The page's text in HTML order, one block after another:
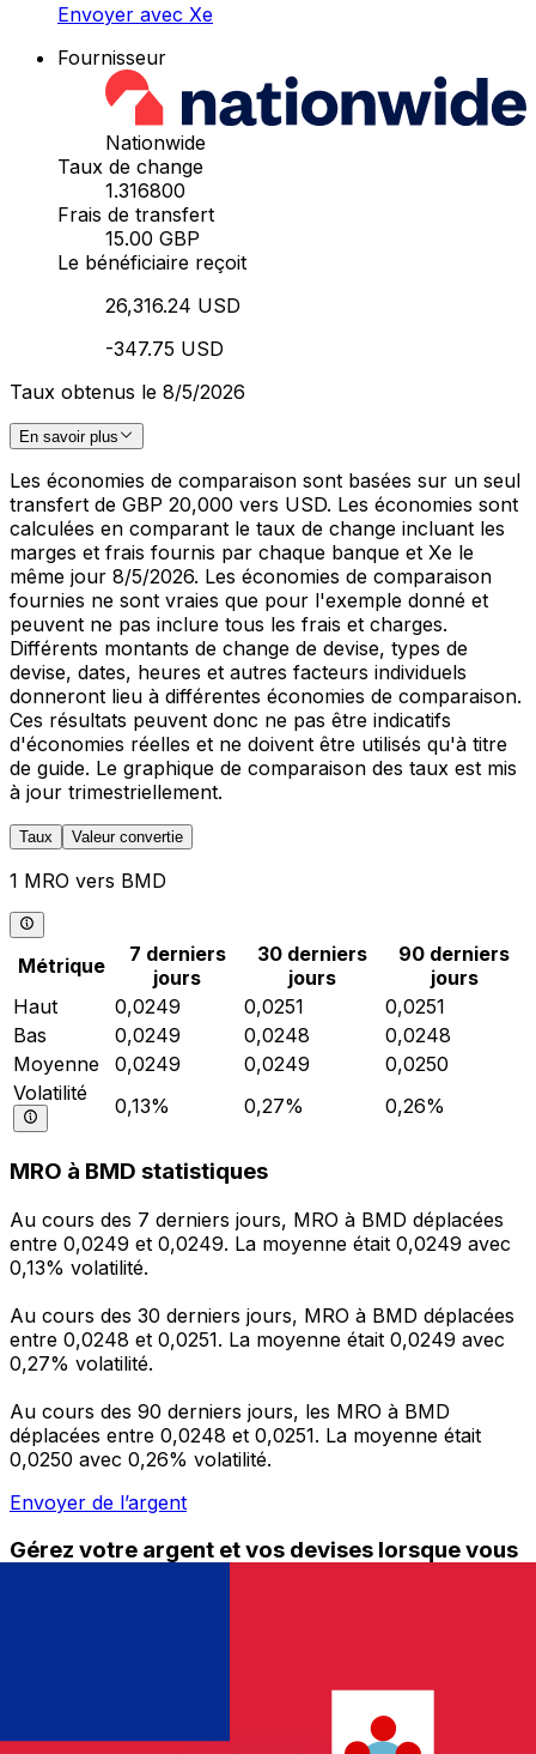
Envoyer avec Xe
Fournisseur
Nationwide
Taux de change
1.316800
Frais de transfert
15.00 GBP
Le bénéficiaire reçoit
26,316.24 USD
-347.75 USD
Taux obtenus le 8/5/2026
En savoir plus
Les économies de comparaison sont basées sur un seul
transfert de GBP 20,000 vers USD. Les économies sont
calculées en comparant le taux de change incluant les
marges et frais fournis par chaque banque et Xe le
même jour 8/5/2026. Les économies de comparaison
fournies ne sont vraies que pour l'exemple donné et
peuvent ne pas inclure tous les frais et charges.
Différents montants de change de devise, types de
devise, dates, heures et autres facteurs individuels
donneront lieu à différentes économies de comparaison.
Ces résultats peuvent donc ne pas être indicatifs
d'économies réelles et ne doivent être utilisés qu'à titre
de guide. Le graphique de comparaison des taux est mis
à jour trimestriellement.
Taux Valeur convertie
1 MRO vers BMD
Métrique
7 derniers
jours
30 derniers
jours
90 derniers
jours
Haut
0,0249 0,0251
0,0251
Bas
0,0249 0,0248
0,0248
Moyenne
0,0249 0,0249
0,0250
Volatilité
0,13% 0,27% 0,26%
MRO à BMD statistiques
Au cours des 7 derniers jours, MRO à BMD déplacées
entre 0,0249 et 0,0249. La moyenne était 0,0249 avec
0,13% volatilité.
Au cours des 30 derniers jours, MRO à BMD déplacées
entre 0,0248 et 0,0251. La moyenne était 0,0249 avec
0,27% volatilité.
Au cours des 90 derniers jours, les MRO à BMD
déplacées entre 0,0248 et 0,0251. La moyenne était
0,0250 avec 0,26% volatilité.
Envoyer de l’argent
Gérez votre argent et vos devises lorsque vous
programmez des alertes de taux et transférez de
l'argent à l'étranger sans frais cachés. Téléchargez
l'application dès aujourd'hui !